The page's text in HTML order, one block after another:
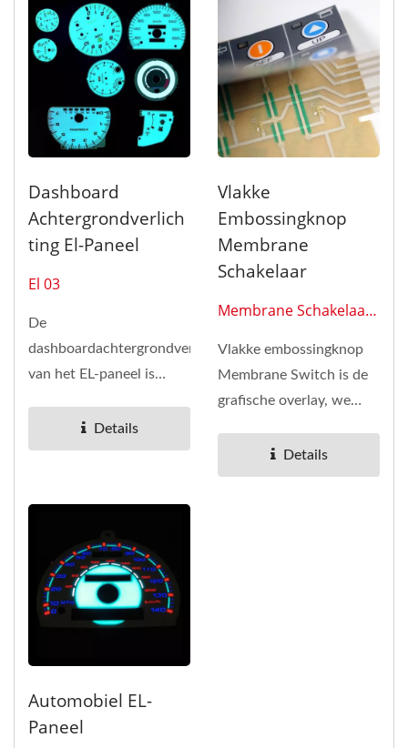
Dashboard
Achtergrondverlich
Ting El-Paneel
El 03
De
dashboardachtergrondverlichting
van het EL-paneel is
verschillende...
Details
Vlakke
Embossingknop
Membrane
Schakelaar
Membrane Schakelaar
Vlakke embossingknop
Membrane Switch is de
grafische overlay, we
zeefdruktechnologie...
Details
Automobiel EL-
Paneel